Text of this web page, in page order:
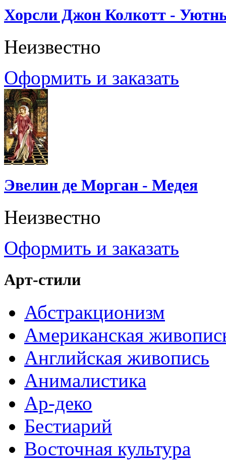
Хорсли Джон Колкотт -
Неизвестно
Оформить и заказать
Эвелин де Морган - Медея
Неизвестно
Оформить и заказать
Арт-стили
Абстракционизм
Американская
Английская живопись
Анималистика
Ар-деко
Бестиарий
Восточная культура